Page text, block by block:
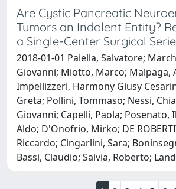
Are Cystic Pancreatic
Tumors an Indolent Entity?
a Single-Center Surgical
2018-01-01 Paiella, Salvatore;
Giovanni; Miotto, Marco; Malpaga,
Impellizzeri, Harmony Giusy
Greta; Pollini, Tommaso; Nessi,
Giovanni; Capelli, Paola; Posenato,
Aldo; D'Onofrio, Mirko; DE
Riccardo; Cingarlini, Sara;
Bassi, Claudio; Salvia, Roberto;